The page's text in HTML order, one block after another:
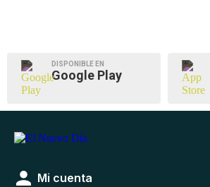
DISPONIBLE EN
Google Play
Mi cuenta